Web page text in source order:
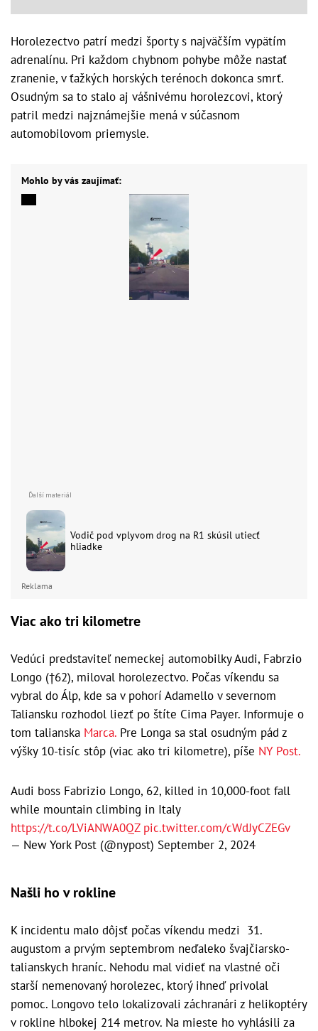
Horolezectvo patrí medzi športy s najväčším vypätím
adrenalínu. Pri každom chybnom pohybe môže nastať
zranenie, v ťažkých horských terénoch dokonca smrť.
Osudným sa to stalo aj vášnivému horolezcovi, ktorý
patril medzi najznámejšie mená v súčasnom
automobilovom priemysle.
Mohlo by vás zaujímať:
Vodič pod vplyvom drog na R1 skúsil utiecť
hliadke
Reklama
Viac ako tri kilometre
Vedúci predstaviteľ nemeckej automobilky Audi, Fabrzio
Longo (†62), miloval horolezectvo. Počas víkendu sa
vybral do Álp, kde sa v pohorí Adamello v severnom
Taliansku rozhodol liezť po štíte Cima Payer. Informuje o
tom talianska Marca. Pre Longa sa stal osudným pád z
výšky 10-tisíc stôp (viac ako tri kilometre), píše NY Post.
Audi boss Fabrizio Longo, 62, killed in 10,000-foot fall
while mountain climbing in Italy
https://t.co/LViANWA0QZ pic.twitter.com/cWdJyCZEGv
— New York Post (@nypost) September 2, 2024
Našli ho v rokline
K incidentu malo dôjsť počas víkendu medzi 31.
augustom a prvým septembrom neďaleko švajčiarsko-
talianskych hraníc. Nehodu mal vidieť na vlastné oči
starší nemenovaný horolezec, ktorý ihneď privolal
pomoc. Longovo telo lokalizovali záchranári z helikoptéry
v rokline hlbokej 214 metrov. Na mieste ho vyhlásili za